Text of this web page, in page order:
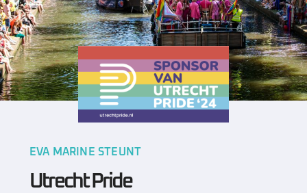
EVA MARINE STEUNT
Utrecht Pride